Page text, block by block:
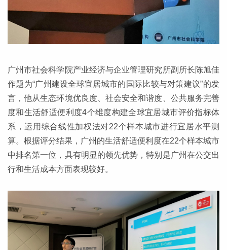
广州市社会科学院产业经济与企业管理研究所副所长陈旭佳
作题为“广州建设全球宜居城市的国际比较与对策建议”的发
言，他从生态环境优良度、社会安全和谐度、公共服务完善
度和生活舒适便利度4个维度构建全球宜居城市评价指标体
系，运用综合线性加权法对22个样本城市进行宜居水平测
算。根据评分结果，广州的生活舒适便利度在22个样本城市
中排名第一位，具有明显的领先优势，特别是广州在公交出
行和生活成本方面表现较好。